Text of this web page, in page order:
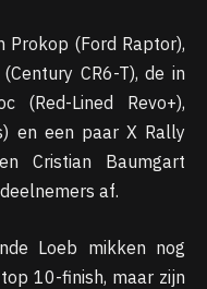
Prokop (Ford Raptor),
CR6-T), de in
(Red-Lined Revo+),
en een paar X Rally
Cristian Baumgart
af.
Loeb mikken nog
10-finish, maar zijn